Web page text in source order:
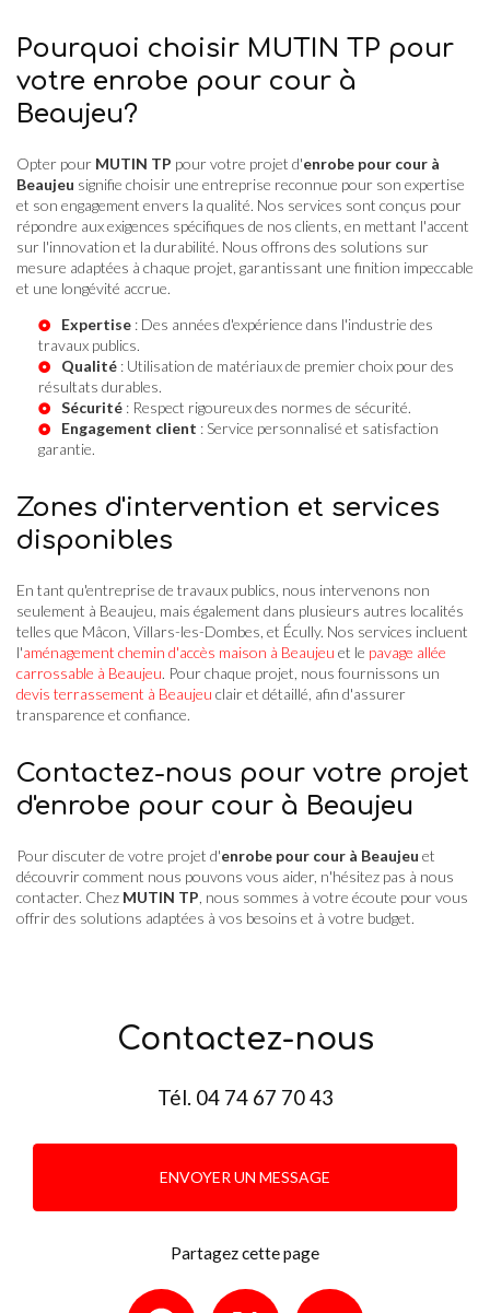
Pourquoi choisir MUTIN TP pour
votre enrobe pour cour à
Beaujeu?
Opter pour MUTIN TP pour votre projet d'enrobe pour cour à
Beaujeu signifie choisir une entreprise reconnue pour son expertise
et son engagement envers la qualité. Nos services sont conçus pour
répondre aux exigences spécifiques de nos clients, en mettant l'accent
sur l'innovation et la durabilité. Nous offrons des solutions sur
mesure adaptées à chaque projet, garantissant une finition impeccable
et une longévité accrue.
Expertise : Des années d'expérience dans l'industrie des
travaux publics.
Qualité : Utilisation de matériaux de premier choix pour des
résultats durables.
Sécurité : Respect rigoureux des normes de sécurité.
Engagement client : Service personnalisé et satisfaction
garantie.
Zones d'intervention et services
disponibles
En tant qu'entreprise de travaux publics, nous intervenons non
seulement à Beaujeu, mais également dans plusieurs autres localités
telles que Mâcon, Villars-les-Dombes, et Écully. Nos services incluent
l'aménagement chemin d'accès maison à Beaujeu et le pavage allée
carrossable à Beaujeu. Pour chaque projet, nous fournissons un
devis terrassement à Beaujeu clair et détaillé, afin d'assurer
transparence et confiance.
Contactez-nous pour votre projet
d'enrobe pour cour à Beaujeu
Pour discuter de votre projet d'enrobe pour cour à Beaujeu et
découvrir comment nous pouvons vous aider, n'hésitez pas à nous
contacter. Chez MUTIN TP , nous sommes à votre écoute pour vous
offrir des solutions adaptées à vos besoins et à votre budget.
Contactez-nous
Tél. 04 74 67 70 43
ENVOYER UN MESSAGE
Partagez cette page
Facebook